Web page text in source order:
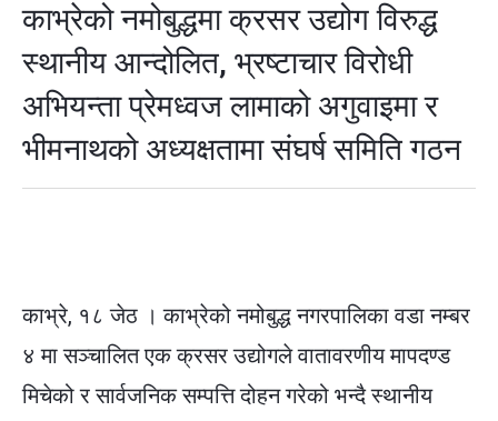
काभ्रेको नमोबुद्धमा क्रसर उद्योग विरुद्ध
स्थानीय आन्दोलित, भ्रष्टाचार विरोधी
अभियन्ता प्रेमध्वज लामाको अगुवाइमा र
भीमनाथको अध्यक्षतामा संघर्ष समिति गठन
काभ्रे, १८ जेठ । काभ्रेको नमोबुद्ध नगरपालिका वडा नम्बर
४ मा सञ्चालित एक क्रसर उद्योगले वातावरणीय मापदण्ड
मिचेको र सार्वजनिक सम्पत्ति दोहन गरेको भन्दै स्थानीय